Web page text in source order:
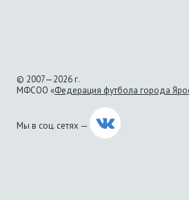
© 2007—2026 г.
МФСОО «Федерация футбола города
Мы в соц. сетях —